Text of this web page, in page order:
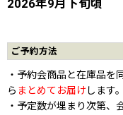
2026年9月下旬頃
ご予約方法
・予約会商品と在庫品を
ら まとめてお届けします。
・予定数が埋まり次第、